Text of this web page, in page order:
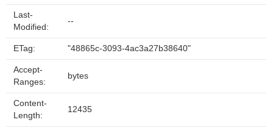
Last-
Modified:
--
ETag: "48865c-3093-4ac3a27b38640"
Accept-
Ranges:
bytes
Content-
Length:
12435